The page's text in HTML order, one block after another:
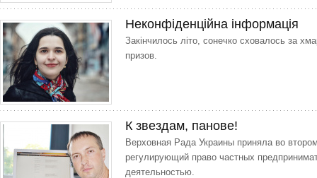
Неконфіденційна інформація
Закінчилось літо, сонечко сховалось за
призов.
К звездам, панове!
Верховная Рада Украины приняла во
регулирующий право частных
деятельностью.